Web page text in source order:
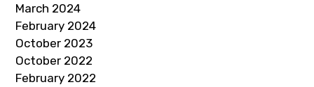
March 2024
February 2024
October 2023
October 2022
February 2022